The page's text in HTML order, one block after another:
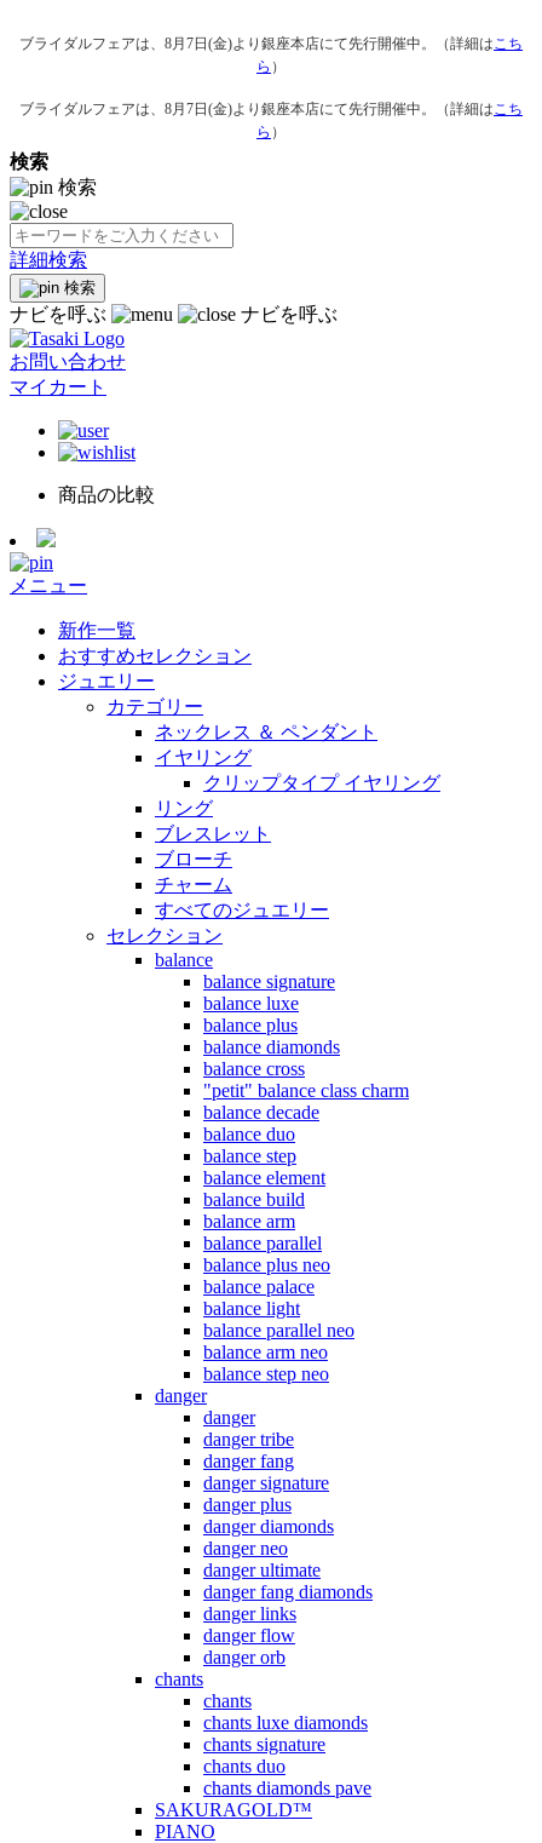
ブライダルフェアは、8月7日(金)より銀座本店にて先行開催中。（詳細はこち
ら ）
ブライダルフェアは、8月7日(金)より銀座本店にて先行開催中。（詳細はこち
ら ）
検索
検索
詳細検索
検索
ナビを呼ぶ ナビを呼ぶ
お問い合わせ
マイカート
商品の比較
メニュー
新作一覧
おすすめセレクション
ジュエリー
カテゴリー
ネックレス ＆ ペンダント
イヤリング
クリップタイプ イヤリング
リング
ブレスレット
ブローチ
チャーム
すべてのジュエリー
セレクション
balance
balance signature
balance luxe
balance plus
balance diamonds
balance cross
"petit" balance class charm
balance decade
balance duo
balance step
balance element
balance build
balance arm
balance parallel
balance plus neo
balance palace
balance light
balance parallel neo
balance arm neo
balance step neo
danger
danger
danger tribe
danger fang
danger signature
danger plus
danger diamonds
danger neo
danger ultimate
danger fang diamonds
danger links
danger flow
danger orb
chants
chants
chants luxe diamonds
chants signature
chants duo
chants diamonds pave
SAKURAGOLD™
PIANO